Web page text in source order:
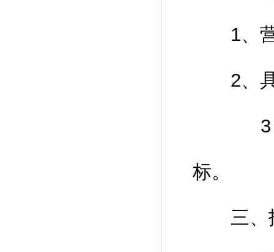
1、营
2、具
3、
三、